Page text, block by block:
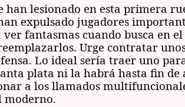
han lesionado en esta primera
expulsado jugadores
fantasmas cuando busca en
Urge contratar
Lo ideal sería traer uno
plata ni la habrá hasta fin de
a los llamados
moderno.